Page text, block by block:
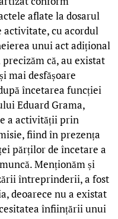
aflate la dosarul
activitate, cu acordul
unui act adițional
că, au existat
mai desfășoare
încetarea funcției
Eduard Grama,
a activității prin
fiind în prezența
părților de încetare a
Menționăm și
întreprinderii, a fost
deoarece nu a existat
înființării unui